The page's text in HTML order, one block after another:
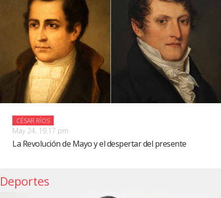
CÉSAR RÍOS
May 24, 19:17 pm
La Revolución de Mayo y el despertar del presente
Deportes